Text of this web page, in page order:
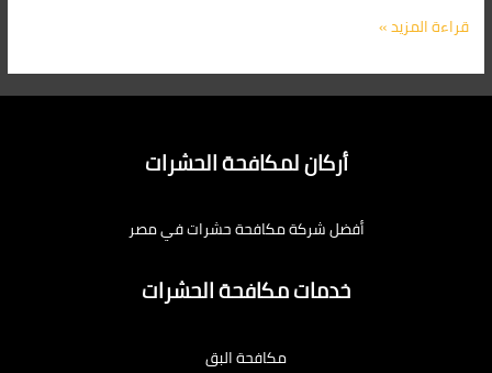
قراءة المزيد »
أركان لمكافحة الحشرات
أفضل شركة مكافحة حشرات في مصر
خدمات مكافحة الحشرات
مكافحة البق